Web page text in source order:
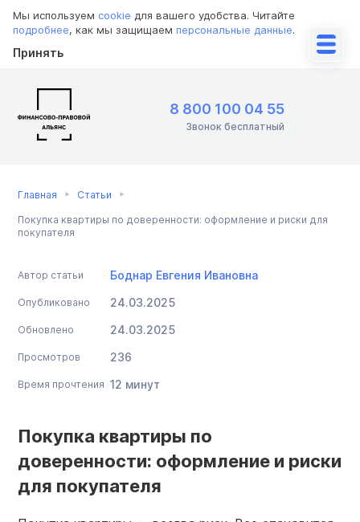
Мы используем cookie для вашего удобства. Читайте
подробнее, как мы защищаем персональные данные.
Принять
8 800 100 04 55
Звонок бесплатный
Главная Статьи
Покупка квартиры по доверенности: оформление и риски для
покупателя
Автор статьи Боднар Евгения Ивановна
Опубликовано 24.03.2025
Обновлено 24.03.2025
Просмотров 236
Время прочтения 12 минут
Покупка квартиры по
доверенности: оформление и риски
для покупателя